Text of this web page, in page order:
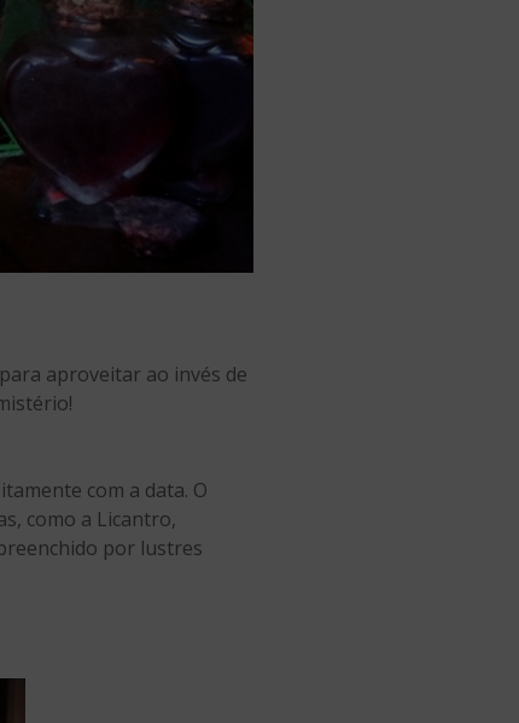
aproveitar ao invés de
com a data. O
como a Licantro,
por lustres